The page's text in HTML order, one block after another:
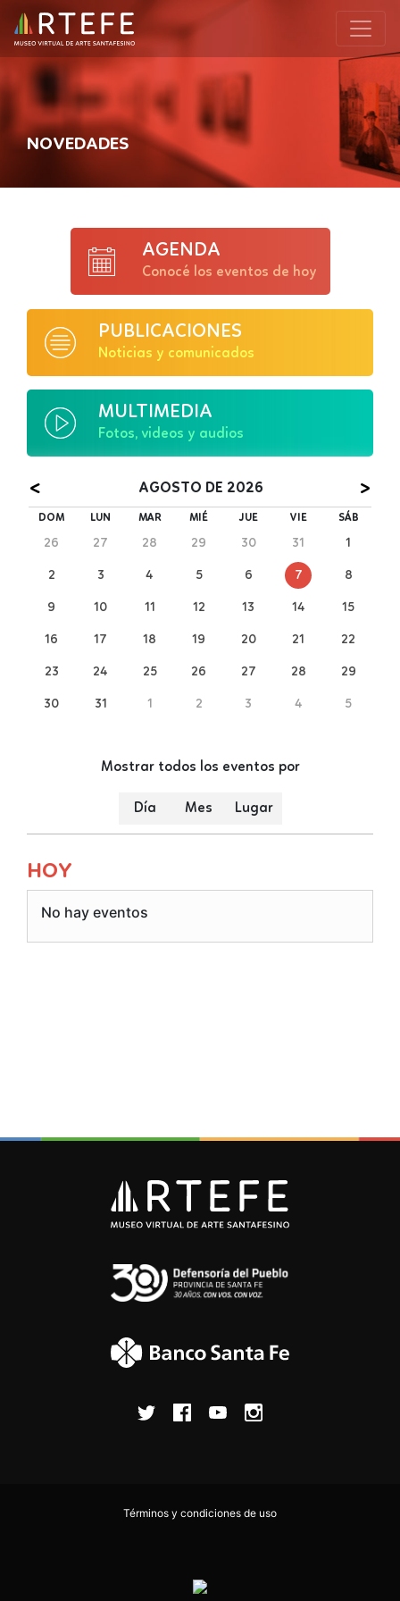
NOVEDADES
AGENDA
Conocé los eventos de hoy
PUBLICACIONES
Noticias y comunicados
MULTIMEDIA
Fotos, videos y audios
< AGOSTO DE 2026 >
DOM LUN MAR MIÉ JUE VIE SÁB
26 27 28 29 30 31 1
2 3 4 5 6 7 8
9 10 11 12 13 14 15
16 17 18 19 20 21 22
23 24 25 26 27 28 29
30 31 1 2 3 4 5
Mostrar todos los eventos por
Día Mes Lugar
HOY
No hay eventos
Términos y condiciones de uso